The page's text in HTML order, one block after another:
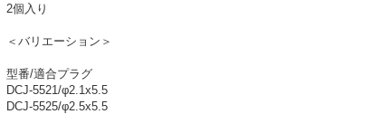
2個入り
＜バリエーション＞
型番/適合プラグ
DCJ-5521/φ2.1x5.5
DCJ-5525/φ2.5x5.5